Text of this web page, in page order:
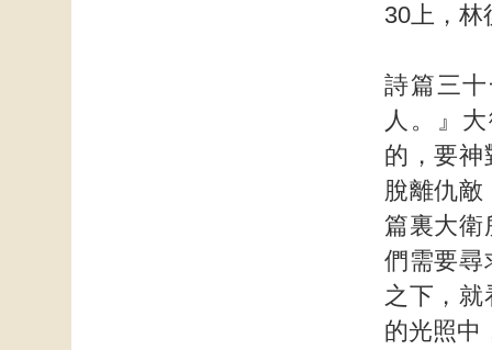
30上，林
詩篇三
人。』
的，要神
脫離仇敵
篇裏大衛
們需要尋
之下，
的光照中